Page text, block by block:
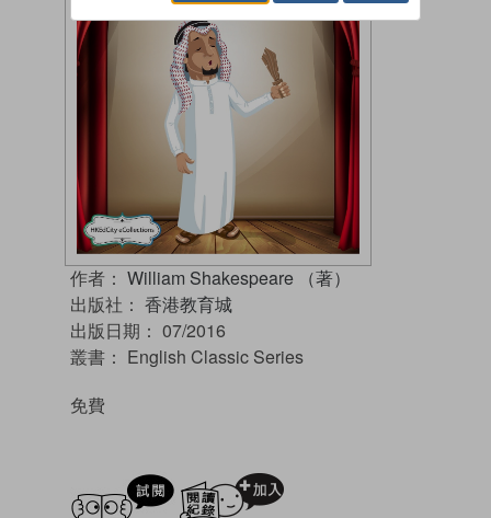
作者： William Shakespeare （著）
出版社： 香港教育城
出版日期： 07/2016
叢書： English Classic Series
免費
試閲